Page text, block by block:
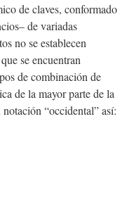
de claves, conformado
de variadas
no se establecen
se encuentran
de combinación de
de la mayor parte de la
“occidental” así: